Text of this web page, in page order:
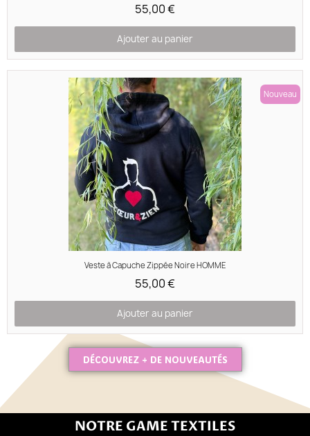
55,00 €
Ajouter au panier
Aperçu rapide
Nouveau
Veste à Capuche Zippée Noire HOMME
55,00 €
Ajouter au panier
DÉCOUVREZ + DE NOUVEAUTÉS
NOTRE GAME TEXTILES